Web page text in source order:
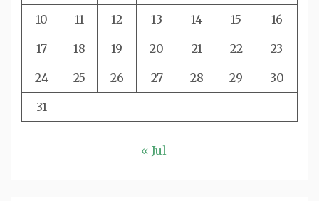
10 11 12 13 14 15 16
17 18 19 20 21 22 23
24 25 26 27 28 29 30
31
« Jul